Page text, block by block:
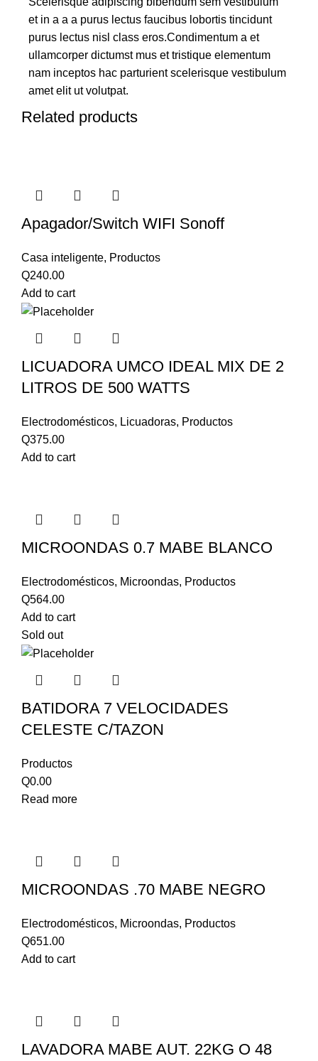
et in a a a purus lectus faucibus lobortis tincidunt
purus lectus nisl class eros.Condimentum a et
ullamcorper dictumst mus et tristique elementum
nam inceptos hac parturient scelerisque vestibulum
amet elit ut volutpat.
Related products
Apagador/Switch WIFI Sonoff
Casa inteligente, Productos
Q240.00
Add to cart
LICUADORA UMCO IDEAL MIX DE 2
LITROS DE 500 WATTS
Electrodomésticos, Licuadoras, Productos
Q375.00
Add to cart
MICROONDAS 0.7 MABE BLANCO
Electrodomésticos, Microondas, Productos
Q564.00
Add to cart
Sold out
BATIDORA 7 VELOCIDADES
CELESTE C/TAZON
Productos
Q0.00
Read more
MICROONDAS .70 MABE NEGRO
Electrodomésticos, Microondas, Productos
Q651.00
Add to cart
LAVADORA MABE AUT. 22KG O 48